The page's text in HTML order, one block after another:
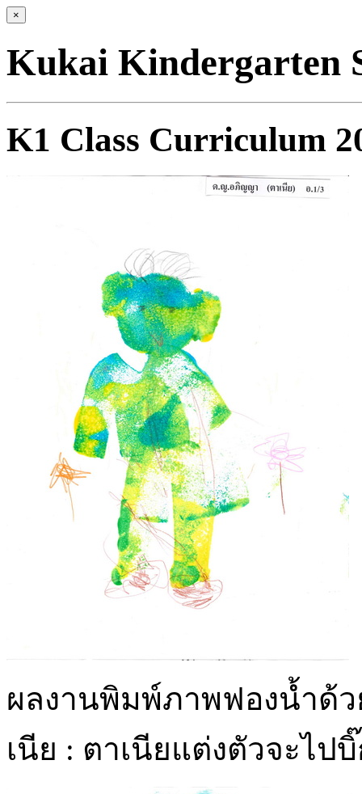
×
Kukai Kindergarten
K1 Class Curriculum
ผลงานพิมพ์ภาพฟองน้ำด้
เนีย : ตาเนียแต่งตัวจะไป